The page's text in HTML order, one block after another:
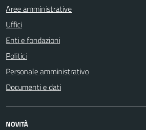
Aree amministrative
Uffici
Enti e fondazioni
Politici
Personale amministrativo
Documenti e dati
NOVITÀ